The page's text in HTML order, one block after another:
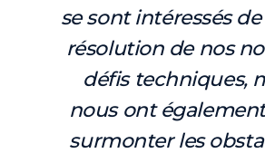
se sont intéressés
résolution de nos
défis techniques,
nous ont
surmonter les